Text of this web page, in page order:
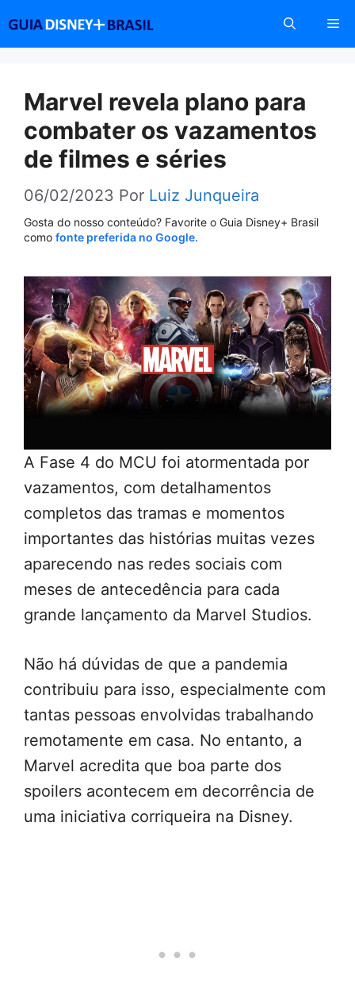
conteúdo
Marvel revela plano para
combater os vazamentos
de filmes e séries
06/02/2023 Por Luiz Junqueira
Gosta do nosso conteúdo? Favorite o Guia Disney+ Brasil
como fonte preferida no Google.
A Fase 4 do MCU foi atormentada por
vazamentos, com detalhamentos
completos das tramas e momentos
importantes das histórias muitas vezes
aparecendo nas redes sociais com
meses de antecedência para cada
grande lançamento da Marvel Studios.
Não há dúvidas de que a pandemia
contribuiu para isso, especialmente com
tantas pessoas envolvidas trabalhando
remotamente em casa. No entanto, a
Marvel acredita que boa parte dos
spoilers acontecem em decorrência de
uma iniciativa corriqueira na Disney.